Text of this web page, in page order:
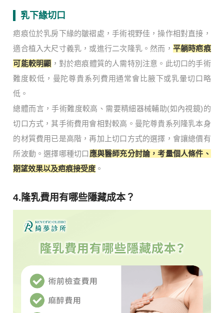
乳下緣切口
疤痕位於乳房下緣的皺褶處，手術視野佳，操作相對直接，
適合植入大尺寸義乳，或進行二次隆乳。然而， 平躺時疤痕
可能較明顯 ，對於疤痕體質的人需特別注意。此切口的手術
難度較低，曼陀尊貴系列費用通常會比腋下或乳暈切口略
低。
總體而言，手術難度較高、需要精細器械輔助(如內視鏡)的
切口方式，其手術費用會相對較高。曼陀尊貴系列隆乳本身
的材質費用已是高階，再加上切口方式的選擇，會讓總價有
所波動。選擇哪種切口 應與醫師充分討論，考量個人條件、
期望效果以及疤痕接受度 。
4.隆乳費用有哪些隱藏成本？